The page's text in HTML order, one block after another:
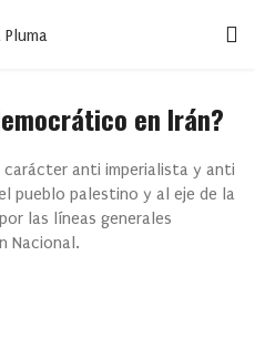
en Irán?
anti imperialista y anti
pueblo palestino y al eje de la
las líneas generales
Nacional.